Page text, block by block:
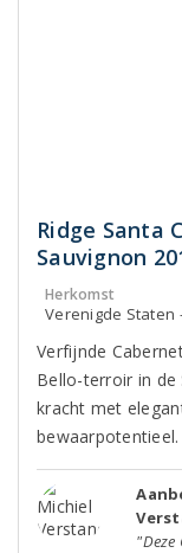
Ridge Santa
Sauvignon
Herkomst
Verenigde Staten
Verfijnde
Bello-terroir in de
kracht met
bewaarpotentieel.
"Deze